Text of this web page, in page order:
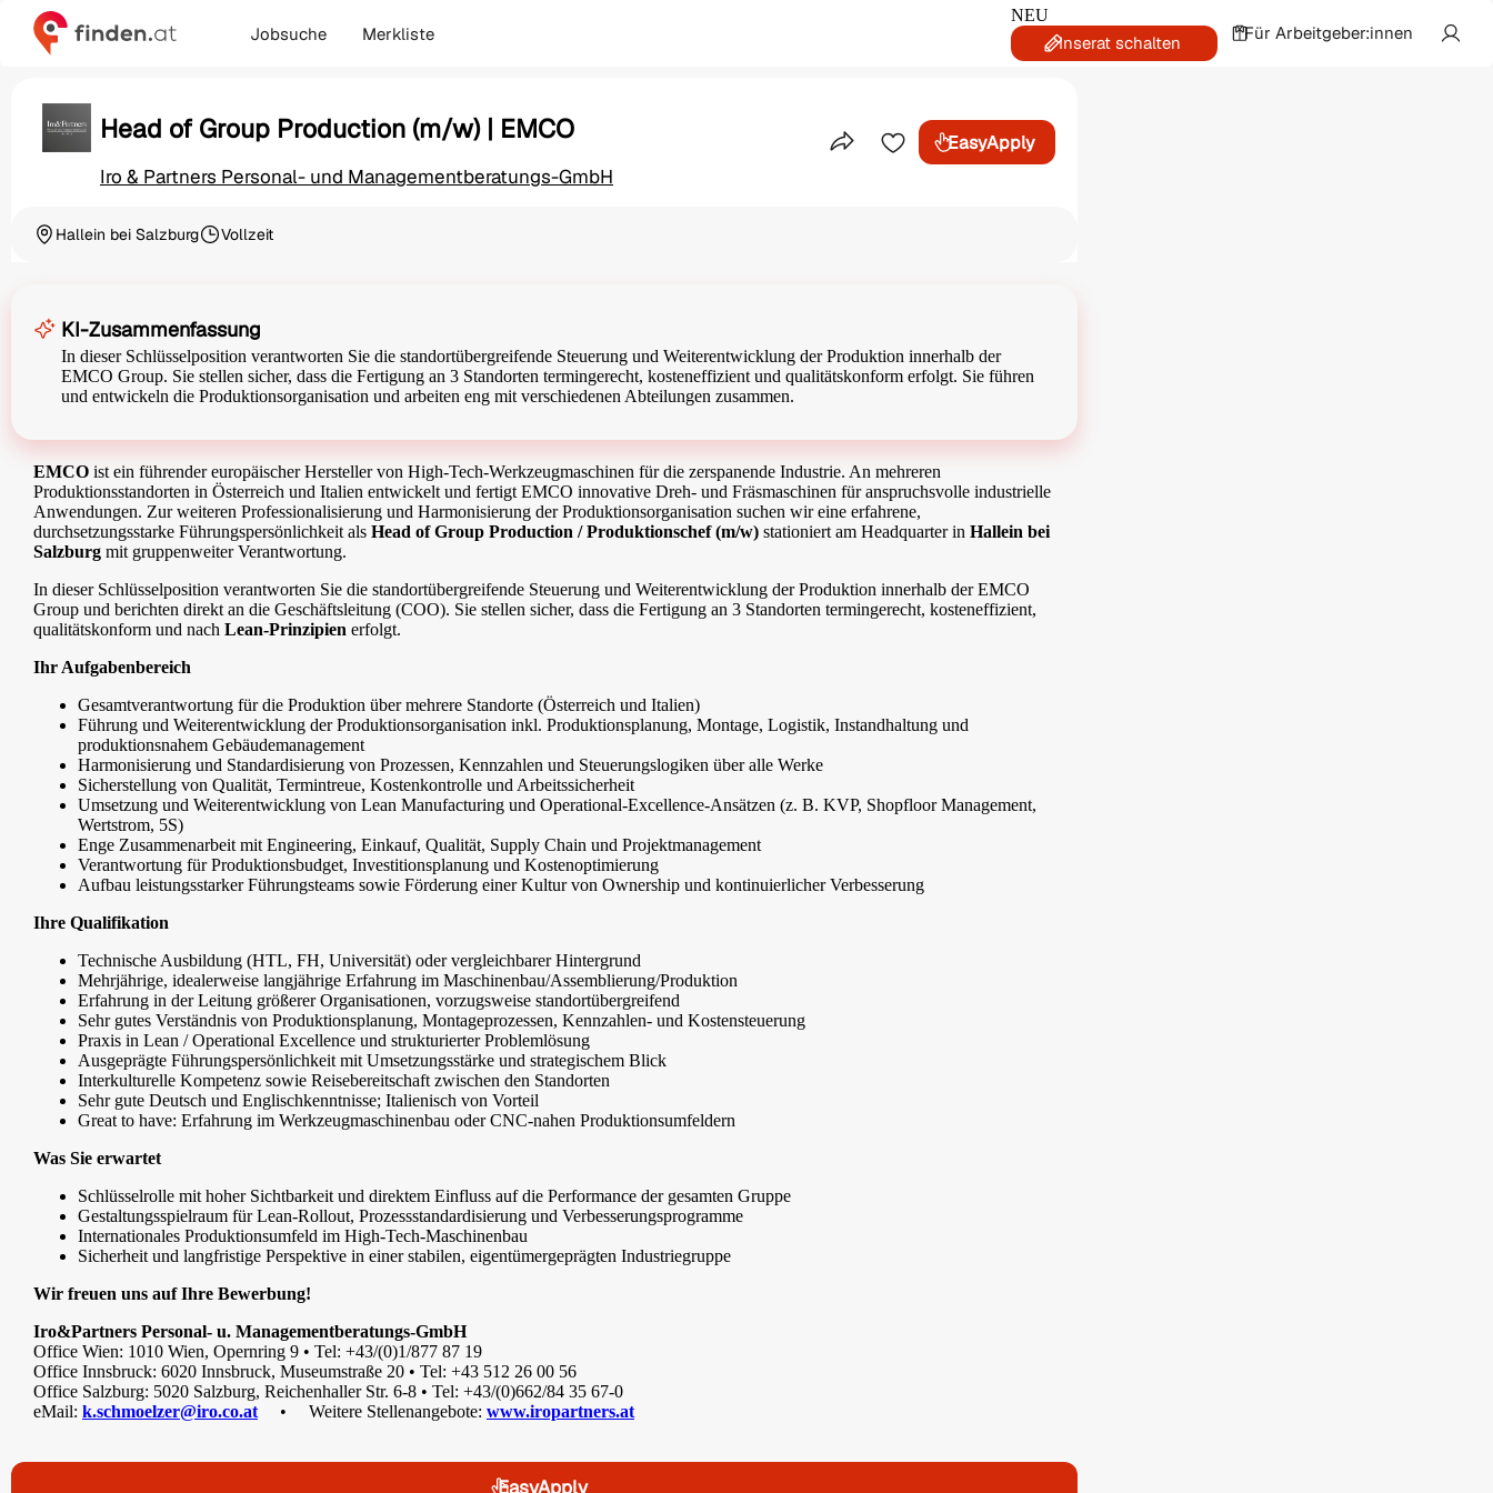
Jobsuche Merkliste
NEU
Inserat schalten Für Arbeitgeber:innen
Head of Group Production (m/w) | EMCO
Iro & Partners Personal- und Managementberatungs-GmbH
Teile dieses Inserat
EasyApply
Ortschaft
Hallein bei SalzburgBeschäftigungsart
Vollzeit
KI-Zusammenfassung
In dieser Schlüsselposition verantworten Sie die standortübergreifende Steuerung und Weiterentwicklung der Produktion innerhalb der
EMCO Group. Sie stellen sicher, dass die Fertigung an 3 Standorten termingerecht, kosteneffizient und qualitätskonform erfolgt. Sie führen
und entwickeln die Produktionsorganisation und arbeiten eng mit verschiedenen Abteilungen zusammen.
EMCO ist ein führender europäischer Hersteller von High-Tech-Werkzeugmaschinen für die zerspanende Industrie. An mehreren
Produktionsstandorten in Österreich und Italien entwickelt und fertigt EMCO innovative Dreh- und Fräsmaschinen für anspruchsvolle industrielle
Anwendungen. Zur weiteren Professionalisierung und Harmonisierung der Produktionsorganisation suchen wir eine erfahrene,
durchsetzungsstarke Führungspersönlichkeit als Head of Group Production / Produktionschef (m/w) stationiert am Headquarter in Hallein bei
Salzburg mit gruppenweiter Verantwortung.
In dieser Schlüsselposition verantworten Sie die standortübergreifende Steuerung und Weiterentwicklung der Produktion innerhalb der EMCO
Group und berichten direkt an die Geschäftsleitung (COO). Sie stellen sicher, dass die Fertigung an 3 Standorten termingerecht, kosteneffizient,
qualitätskonform und nach Lean-Prinzipien erfolgt.
Ihr Aufgabenbereich
Gesamtverantwortung für die Produktion über mehrere Standorte (Österreich und Italien)
Führung und Weiterentwicklung der Produktionsorganisation inkl. Produktionsplanung, Montage, Logistik, Instandhaltung und
produktionsnahem Gebäudemanagement
Harmonisierung und Standardisierung von Prozessen, Kennzahlen und Steuerungslogiken über alle Werke
Sicherstellung von Qualität, Termintreue, Kostenkontrolle und Arbeitssicherheit
Umsetzung und Weiterentwicklung von Lean Manufacturing und Operational-Excellence-Ansätzen (z. B. KVP, Shopfloor Management,
Wertstrom, 5S)
Enge Zusammenarbeit mit Engineering, Einkauf, Qualität, Supply Chain und Projektmanagement
Verantwortung für Produktionsbudget, Investitionsplanung und Kostenoptimierung
Aufbau leistungsstarker Führungsteams sowie Förderung einer Kultur von Ownership und kontinuierlicher Verbesserung
Ihre Qualifikation
Technische Ausbildung (HTL, FH, Universität) oder vergleichbarer Hintergrund
Mehrjährige, idealerweise langjährige Erfahrung im Maschinenbau/Assemblierung/Produktion
Erfahrung in der Leitung größerer Organisationen, vorzugsweise standortübergreifend
Sehr gutes Verständnis von Produktionsplanung, Montageprozessen, Kennzahlen- und Kostensteuerung
Praxis in Lean / Operational Excellence und strukturierter Problemlösung
Ausgeprägte Führungspersönlichkeit mit Umsetzungsstärke und strategischem Blick
Interkulturelle Kompetenz sowie Reisebereitschaft zwischen den Standorten
Sehr gute Deutsch und Englischkenntnisse; Italienisch von Vorteil
Great to have: Erfahrung im Werkzeugmaschinenbau oder CNC-nahen Produktionsumfeldern
Was Sie erwartet
Schlüsselrolle mit hoher Sichtbarkeit und direktem Einfluss auf die Performance der gesamten Gruppe
Gestaltungsspielraum für Lean-Rollout, Prozessstandardisierung und Verbesserungsprogramme
Internationales Produktionsumfeld im High-Tech-Maschinenbau
Sicherheit und langfristige Perspektive in einer stabilen, eigentümergeprägten Industriegruppe
Wir freuen uns auf Ihre Bewerbung!
Iro&Partners Personal- u. Managementberatungs-GmbH
Office Wien: 1010 Wien, Opernring 9 • Tel: +43/(0)1/877 87 19
Office Innsbruck: 6020 Innsbruck, Museumstraße 20 • Tel: +43 512 26 00 56
Office Salzburg: 5020 Salzburg, Reichenhaller Str. 6-8 • Tel: +43/(0)662/84 35 67-0
eMail: k.schmoelzer@iro.co.at • Weitere Stellenangebote: www.iropartners.at
EasyApply